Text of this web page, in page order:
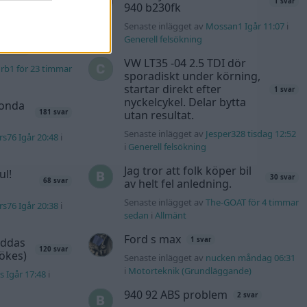
40 svar
för 23 timmar
181 svar
Igår 20:48i
68 svar
Igår 20:38i
120 svar
Igår 17:48i
940 b230fk
Senaste inlägget av Mossan1 Igår 11:07i
Generell felsökning
VW LT35 -04 2.5 TDI dör
sporadiskt under körning,
startar direkt efter
nyckelcykel. Delar bytta
utan resultat.
1 svar
Senaste inlägget av Jesper328 tisdag 12:52
i Generell felsökning
Jag tror att folk köper bil
av helt fel anledning.
30 svar
Senaste inlägget av The-GOAT för 4 timmar
sedan i Allmänt
Ford s max 1 svar
Senaste inlägget av nucken måndag 06:31
i Motorteknik (Grundläggande)
940 92 ABS problem 2 svar